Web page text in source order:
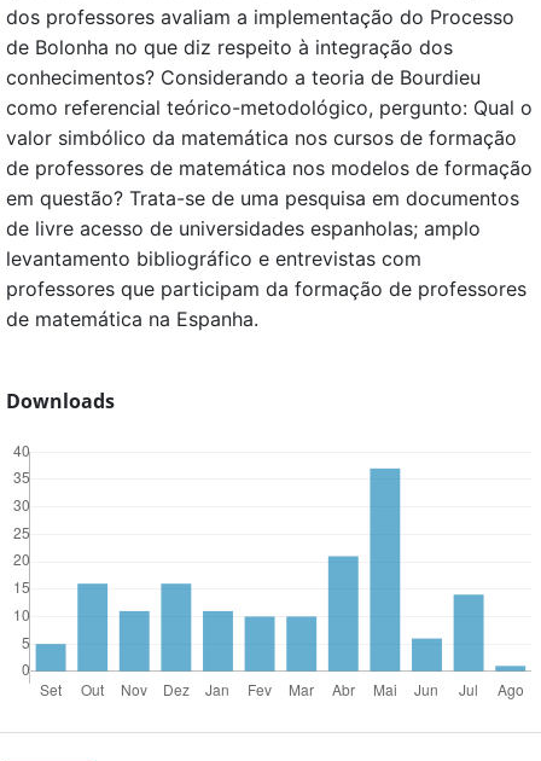
dos professores avaliam a implementação do Processo
de Bolonha no que diz respeito à integração dos
conhecimentos? Considerando a teoria de Bourdieu
como referencial teórico-metodológico, pergunto: Qual o
valor simbólico da matemática nos cursos de formação
de professores de matemática nos modelos de formação
em questão? Trata-se de uma pesquisa em documentos
de livre acesso de universidades espanholas; amplo
levantamento bibliográfico e entrevistas com
professores que participam da formação de professores
de matemática na Espanha.
Downloads